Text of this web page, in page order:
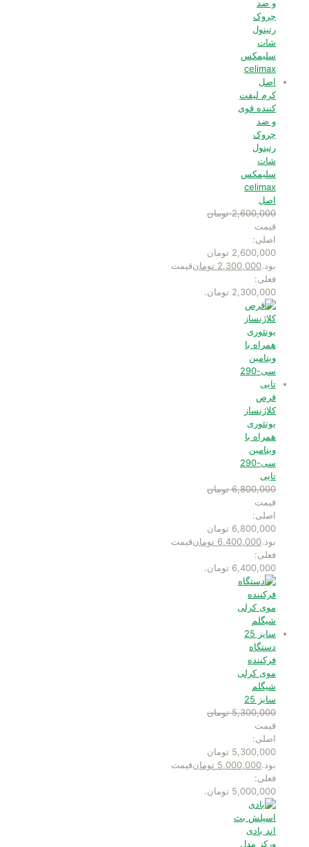
کرم لیفت
کننده قوی
و ضد
چروک
رتینول
شات
سلیمکس
celimax
اصل
2,600,000 تومان
قیمت
اصلی:
2,600,000 تومان
بود.2,300,000 تومانقیمت
فعلی:
2,300,000 تومان.
قرص
کلاژنساز
یوتئوری
همراه با
ویتامین
سی-290
تایی
6,800,000 تومان
قیمت
اصلی:
6,800,000 تومان
بود.6,400,000 تومانقیمت
فعلی:
6,400,000 تومان.
دستگاه
فرکننده
موی کرلی
شیگلم
سایز 25
5,300,000 تومان
قیمت
اصلی:
5,300,000 تومان
بود.5,000,000 تومانقیمت
فعلی:
5,000,000 تومان.